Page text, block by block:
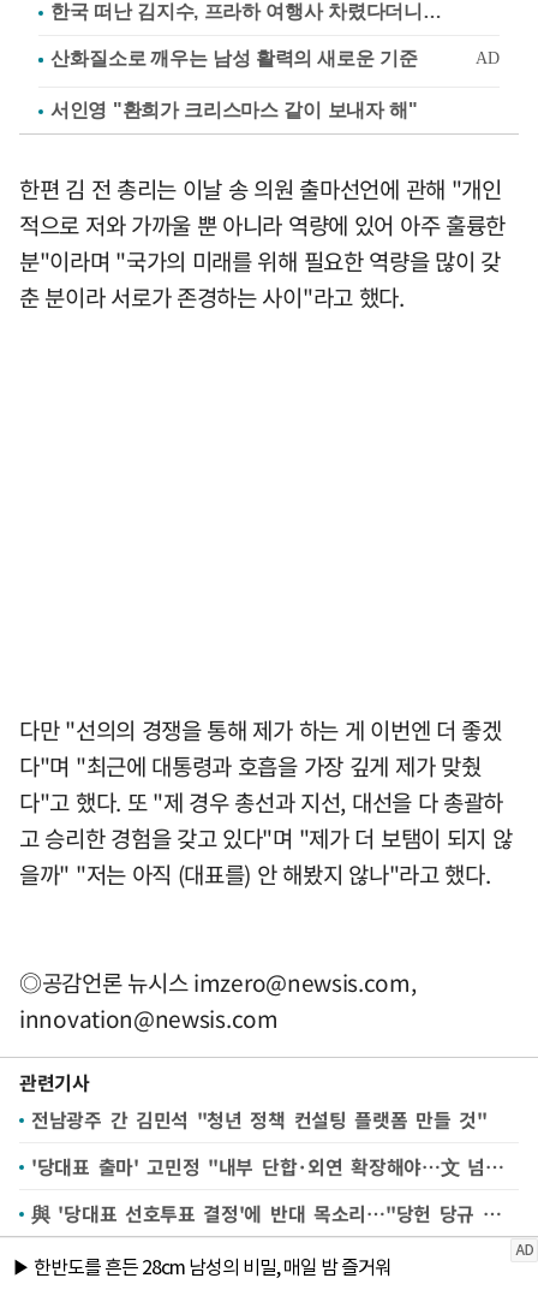
한국 떠난 김지수, 프라하 여행사 차렸다더니…
서인영 "환희가 크리스마스 같이 보내자 해"
한편 김 전 총리는 이날 송 의원 출마선언에 관해 "개인
적으로 저와 가까울 뿐 아니라 역량에 있어 아주 훌륭한
분"이라며 "국가의 미래를 위해 필요한 역량을 많이 갖
춘 분이라 서로가 존경하는 사이"라고 했다.
다만 "선의의 경쟁을 통해 제가 하는 게 이번엔 더 좋겠
다"며 "최근에 대통령과 호흡을 가장 깊게 제가 맞췄
다"고 했다. 또 "제 경우 총선과 지선, 대선을 다 총괄하
고 승리한 경험을 갖고 있다"며 "제가 더 보탬이 되지 않
을까" "저는 아직 (대표를) 안 해봤지 않나"라고 했다.
◎공감언론 뉴시스imzero@newsis.com,
innovation@newsis.com
관련기사
전남광주 간 김민석 "청년 정책 컨설팅 플랫폼 만들 것"
'당대표 출마' 고민정 "내부 단합·외연 확장해야…文 넘어설 것"(종합)
與 '당대표 선호투표 결정'에 반대 목소리…"당헌 당규 위반"